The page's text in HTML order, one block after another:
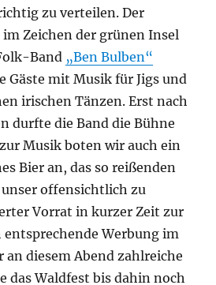
zu verteilen. Der
Zeichen der grünen Insel
Band „Ben Bulben“
Gäste mit Musik für Jigs und
irischen Tänzen. Erst nach
durfte die Band die Bühne
Musik boten wir auch ein
Bier an, das so reißenden
unser offensichtlich zu
Vorrat in kurzer Zeit zur
entsprechende Werbung im
diesem Abend zahlreiche
das Waldfest bis dahin noch